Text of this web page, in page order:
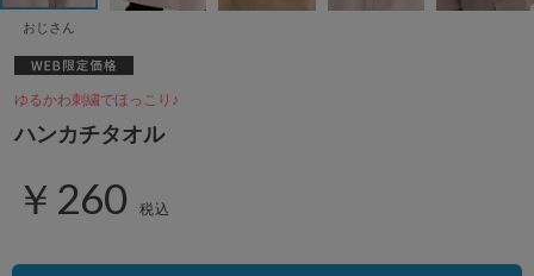
おじさん
ゆるかわ刺繍でほっこり♪
ハンカチタオル
￥260 税込